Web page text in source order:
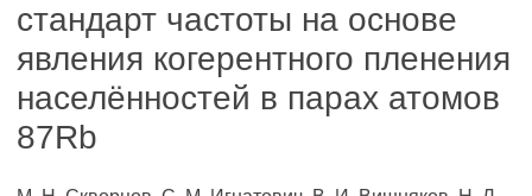
стандарт частоты на основе
явления когерентного пленения
населённостей в парах атомов
87Rb